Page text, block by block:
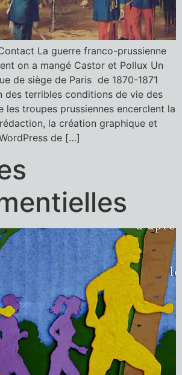
La guerre franco-prussienne
on a mangé Castor et Pollux Un
de siège de Paris de 1870-1871
des terribles conditions de vie des
les troupes prussiennes encerclent la
la création graphique et
de […]